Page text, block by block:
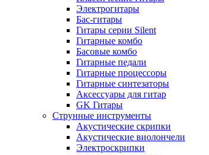
Электрогитары
Бас-гитары
Гитары серии Silent
Гитарные комбо
Басовые комбо
Гитарные педали
Гитарные процессоры
Гитарные синтезаторы
Аксессуары для гитар
GK Гитары
Струнные инструменты
Акустические скрипки
Акустические виолончели
Электроскрипки